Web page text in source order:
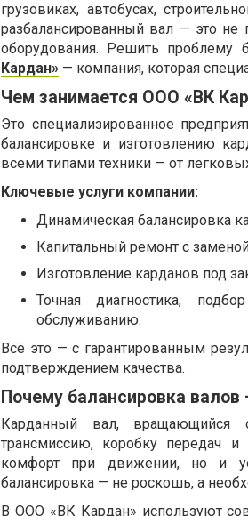
грузовиках, автобусах,
разбалансированный вал — это не
оборудования. Решить проблему
Кардан» — компания, которая
Чем занимается ООО «ВК
Это специализированное
балансировке и изготовлению
всеми типами техники — от
Ключевые услуги компании:
Динамическая балансировка
Капитальный ремонт с
Изготовление карданов под
Точная диагностика,
обслуживанию.
Всё это — с гарантированным
подтверждением качества.
Почему балансировка
Карданный вал, вращающийся
трансмиссию, коробку передач
комфорт при движении, но и
балансировка — не роскошь, а
В ООО «ВК Кардан» используют